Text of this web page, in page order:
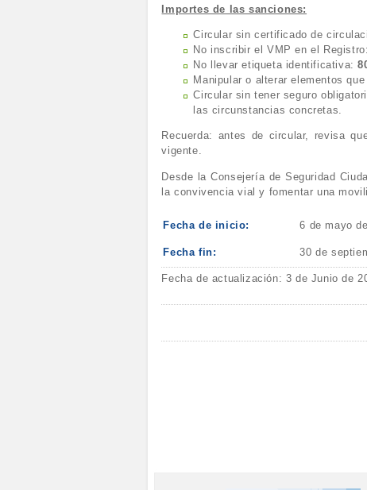
Importes de las sanciones:
Circular sin certificado de
No inscribir el VMP en el
No llevar etiqueta identificativa:
Manipular o alterar elementos
Circular sin tener seguro
las circunstancias concretas.
Recuerda: antes de circular, revisa
vigente.
Desde la Consejería de Seguridad
la convivencia vial y fomentar una
Fecha de inicio: 6 de mayo
Fecha fin: 30 de
Fecha de actualización: 3 de Junio de